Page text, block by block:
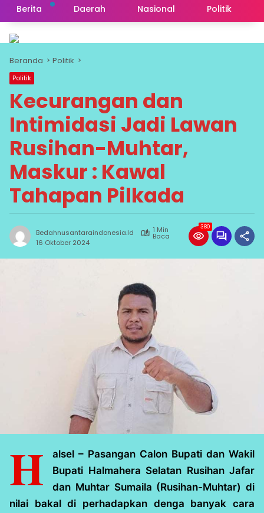
Berita Daerah Nasional Politik
Beranda Politik
Politik
Kecurangan dan
Intimidasi Jadi Lawan
Rusihan-Muhtar,
Maskur : Kawal
Tahapan Pilkada
Bedahnusantaraindonesia.id 1 Min
Baca
16 Oktober 2024
380
H
alsel – Pasangan Calon Bupati dan Wakil
Bupati Halmahera Selatan Rusihan Jafar
dan Muhtar Sumaila (Rusihan-Muhtar) di
nilai bakal di perhadapkan denga banyak cara